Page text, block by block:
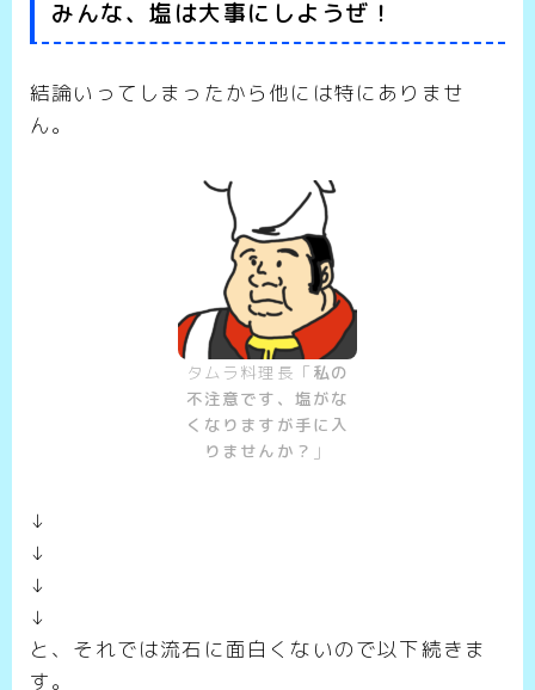
みんな、塩は大事にしようぜ！
結論いってしまったから他には特にありませ
ん。
タムラ料理長「 私の
不注意です、塩がな
くなりますが手に入
りませんか？ 」
↓
↓
↓
↓
と、それでは流石に面白くないので以下続きま
す。